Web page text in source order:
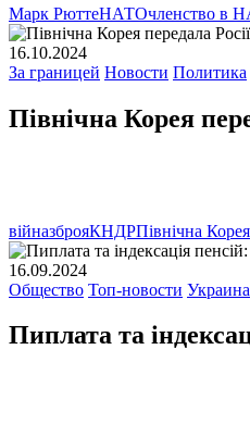
Марк РюттеНАТОчленство в
16.10.2024
За границей Новости Политика
Північна Корея
війназброяКНДРПівнічна Корея
16.09.2024
Общество Топ-новости Украина
Пиплата та